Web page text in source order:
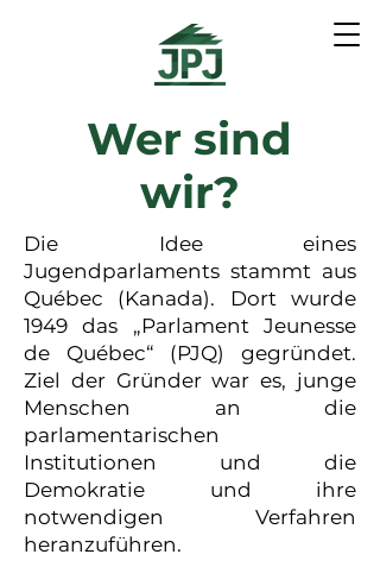
Wer sind
wir?
Die Idee eines
Jugendparlaments stammt aus
Québec (Kanada). Dort wurde
1949 das „Parlament Jeunesse
de Québec“ (PJQ) gegründet.
Ziel der Gründer war es, junge
Menschen an die
parlamentarischen
Institutionen und die
Demokratie und ihre
notwendigen Verfahren
heranzuführen.